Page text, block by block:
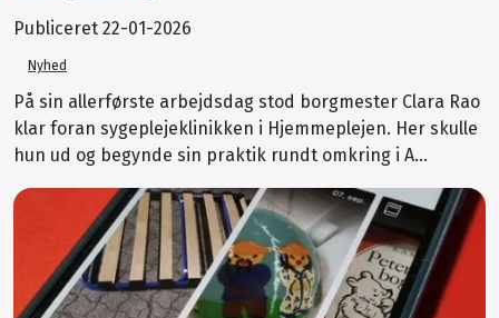
Publiceret 22-01-2026
Nyhed
På sin allerførste arbejdsdag stod borgmester Clara Rao
klar foran sygeplejeklinikken i Hjemmeplejen. Her skulle
hun ud og begynde sin praktik rundt omkring i A...